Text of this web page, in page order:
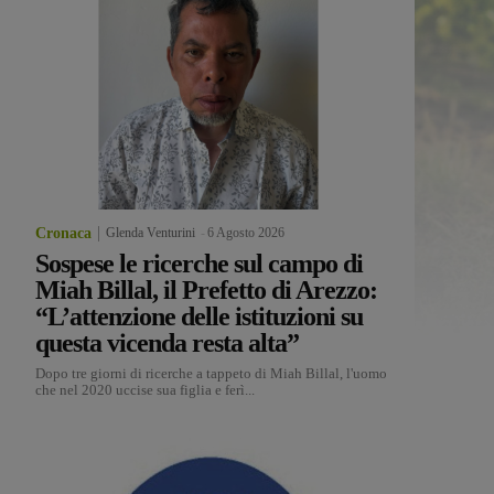
Cronaca Glenda Venturini 6 Agosto 2026
Sospese le ricerche sul campo di
Miah Billal, il Prefetto di Arezzo:
“L’attenzione delle istituzioni su
questa vicenda resta alta”
Dopo tre giorni di ricerche a tappeto di Miah Billal, l'uomo
che nel 2020 uccise sua figlia e ferì...